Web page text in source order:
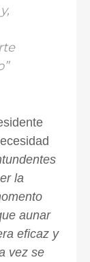
la
aunar
eficaz y
vez se